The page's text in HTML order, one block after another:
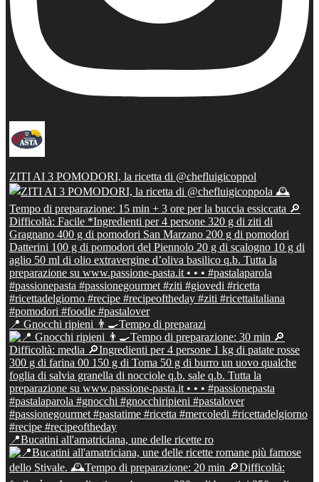
ZITI AI 3 POMODORI, la ricetta di @chefluigicoppol
📍 Gnocchi ripieni 👨‍🍳Tempo di preparazi
📍Bucatini all'amatriciana, une delle ricette ro